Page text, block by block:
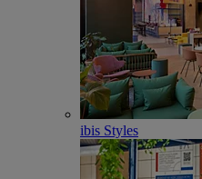
ibis Styles